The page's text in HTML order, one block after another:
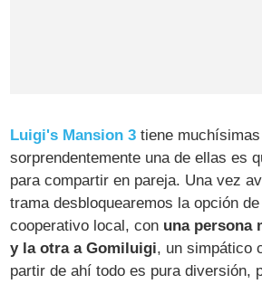
Luigi's Mansion 3 tiene
sorprendentemente una de ellas es
para compartir en pareja. Una vez
trama desbloquearemos la opción
cooperativo local, con una persona
y la otra a Gomiluigi, un simpático
partir de ahí todo es pura diversión,